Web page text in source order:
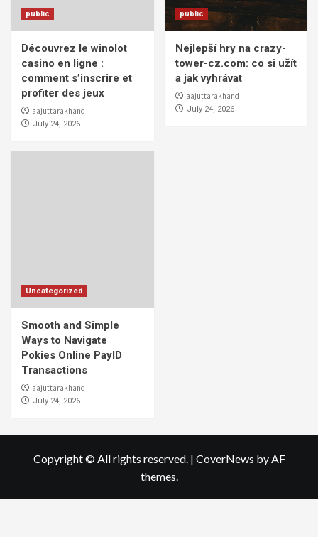
public
Découvrez le winolot
casino en ligne :
comment s’inscrire et
profiter des jeux
aajuttarakhand
July 24, 2026
public
Nejlepší hry na crazy-
tower-cz.com: co si užít
a jak vyhrávat
aajuttarakhand
July 24, 2026
Uncategorized
Smooth and Simple
Ways to Navigate
Pokies Online PayID
Transactions
aajuttarakhand
July 24, 2026
Copyright © All rights reserved. | CoverNews by AF
themes.